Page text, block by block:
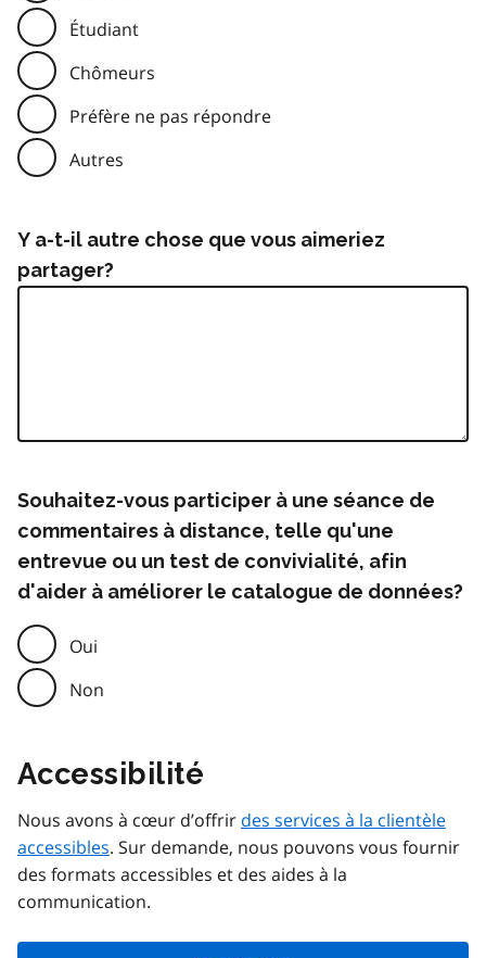
Étudiant
Chômeurs
Préfère ne pas répondre
Autres
Y a-t-il autre chose que vous aimeriez
partager?
Souhaitez-vous participer à une séance de
commentaires à distance, telle qu'une
entrevue ou un test de convivialité, afin
d'aider à améliorer le catalogue de données?
Oui
Non
Accessibilité
Nous avons à cœur d’offrir des services à la clientèle
accessibles. Sur demande, nous pouvons vous fournir
des formats accessibles et des aides à la
communication.